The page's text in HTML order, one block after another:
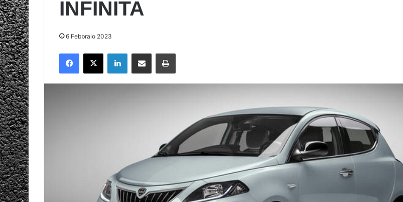
INFINITA
6 Febbraio 2023